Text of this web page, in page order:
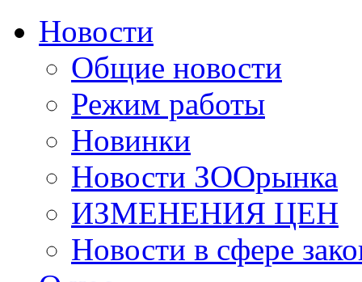
Новости
Общие новости
Режим работы
Новинки
Новости ЗООрынка
ИЗМЕНЕНИЯ ЦЕН
Новости в сфере